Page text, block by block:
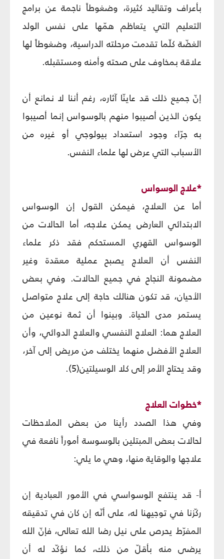
بأعراف وتقاليد كثيرة، وضغوطاً ناجمة عن برامج
التعليم التي يتعاظم همّها على نفس الولد
الغضّة كلّما تقدمت مرحلته الدراسية، وضغوطاً لها
علاقة بمخاوف على صحته وأمنه ومستقبله.
إنّ جميع ذلك قد عاينّا آثاره، رغم أننا لا نمانع أن
يكون الذين أصيبوا منهم بالوسواس إنما أصيبوا
به جرّاء وجود استعداد بيولوجي أو غيره من
الأسباب التي عرض لها علماء النفس.
*علاج الوسواس
أما عن العلاج، فيمكن القول إن الوسواس
الابتدائي العارض يمكن علاجه، أما الحالات من
الوسواس القهري المستحكم فقد ذكر علماء
النفس أن العلاج يصبح عملية معقدة وغير
مضمونة النجاح في جميع الحالات. وفي بعض
الأحيان، قد تكون هنالك حاجة إلى علاج متواصل
يستمر مدى الحياة. وبينوا أن ثمة نوعين من
العلاج هما: العلاج النفسي والعلاج الدوائي، وأن
العلاج الأفضل منهما يختلف من مريض إلى آخر،
وقد يحتاج الأمر إلى كلا الوسيلتين(5).
*خطوات العلاج
وفي هذا الصدد رأينا من بعض الملاحظات
لحالات بعض المبتلين بالوسوسة أموراً نافعة في
علاجها والوقاية منها، وهي ما يلي:
أ- قد ينتفع الوسواسي في الأمور العبادية إن
ركّزنا في توجيهنا له، على أنّه إن كان في تدقيقه
المفرّط يحرص على نيل رضا الله تعالى، فإنّ الله
يرضى منه بأقلّ من ذلك، كما نؤكّد له أن